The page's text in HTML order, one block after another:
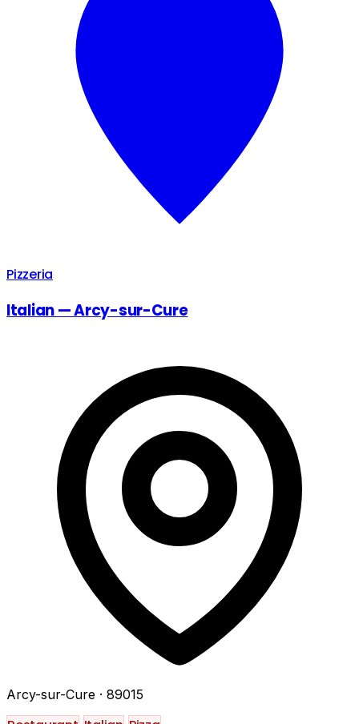
Pizzeria
Italian — Arcy-sur-Cure
Arcy-sur-Cure · 89015